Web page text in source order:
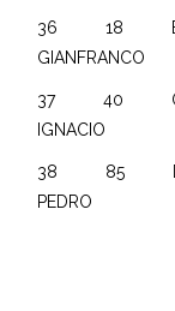
36 18
37 40
38 85